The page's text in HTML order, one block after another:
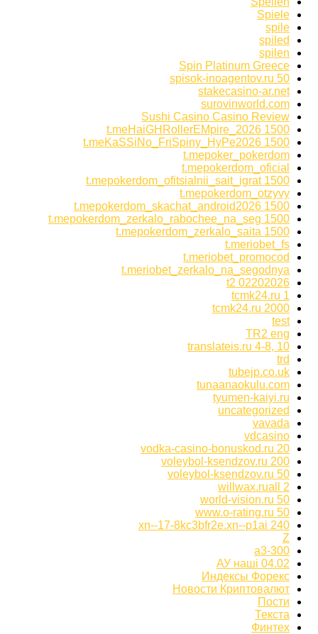
Spiele
spile
spiled
spilen
Spin Platinum Greece
spisok-inoagentov.ru 50
stakecasino-ar.net
surovinworld.com
Sushi Casino Casino Review
t.meHaiGHRollerEMpire_2026 1500
t.meKaSSiNo_FriSpiny_HyPe2026 1500
t.mepoker_pokerdom
t.mepokerdom_oficial
t.mepokerdom_ofitsialnii_sait_igrat 1500
t.mepokerdom_otzyvy
t.mepokerdom_skachat_android2026 1500
t.mepokerdom_zerkalo_rabochee_na_seg 1500
t.mepokerdom_zerkalo_saita 1500
t.meriobet_fs
t.meriobet_promocod
t.meriobet_zerkalo_na_segodnya
t2 02202026
tcmk24.ru 1
tcmk24.ru 2000
test
TR2 eng
translateis.ru 4-8, 10
trd
tubejp.co.uk
tunaanaokulu.com
tyumen-kaiyi.ru
uncategorized
vavada
vdcasino
vodka-casino-bonuskod.ru 20
voleybol-ksendzov.ru 200
voleybol-ksendzov.ru 50
willwax.ruall 2
world-vision.ru 50
www.o-rating.ru 50
xn--17-8kc3bfr2e.xn--p1ai 240
Z
а3-300
АУ наші 04.02
Индексы Форекс
Новости Криптовалют
Пости
Текста
Финтех